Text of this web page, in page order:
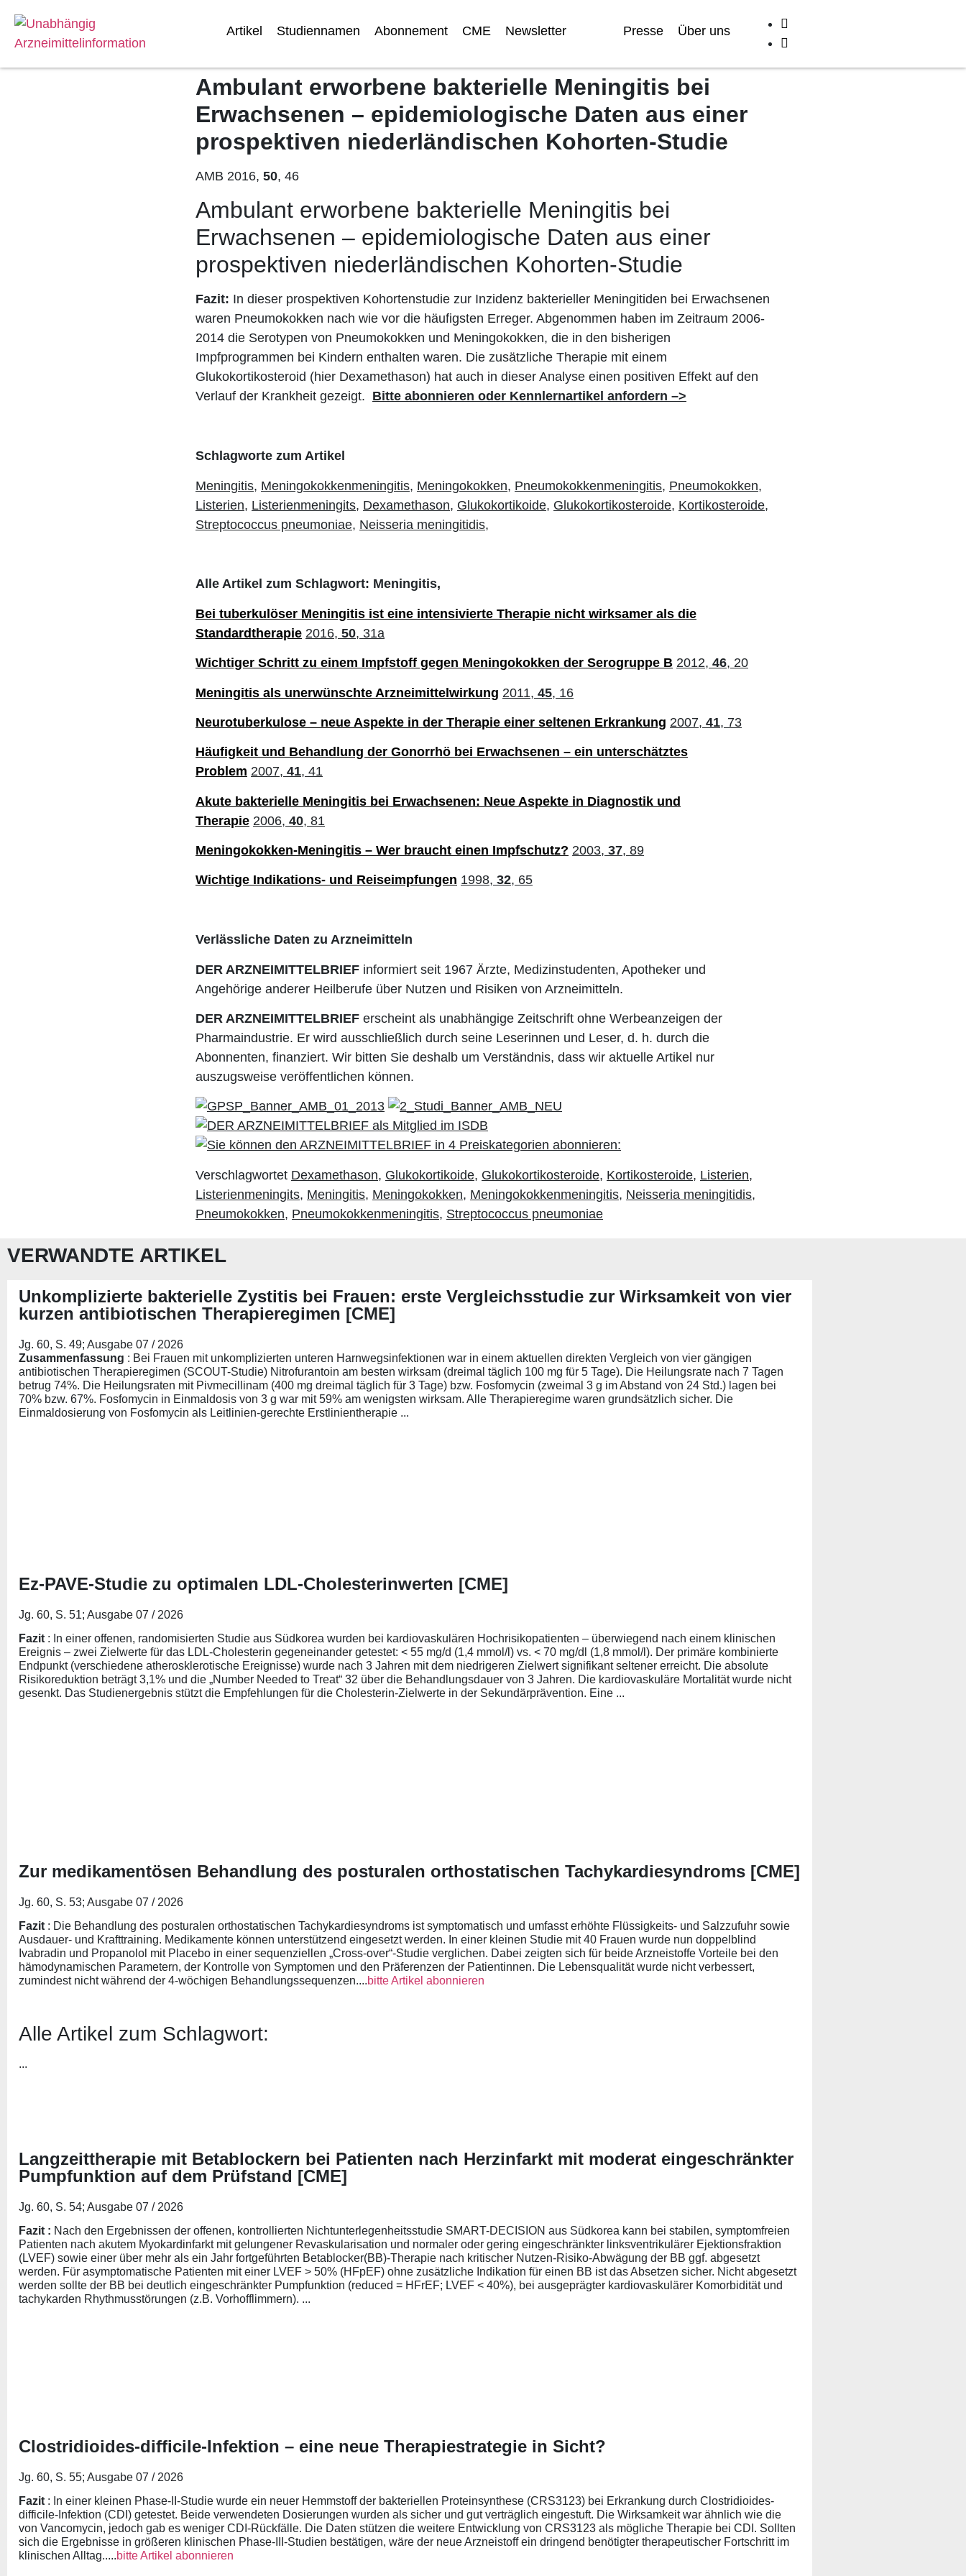
Artikel Studiennamen Abonnement CME Newsletter Presse Über uns
Ambulant erworbene bakterielle Meningitis bei
Erwachsenen – epidemiologische Daten aus einer
prospektiven niederländischen Kohorten-Studie
AMB 2016, 50, 46
Ambulant erworbene bakterielle Meningitis bei
Erwachsenen – epidemiologische Daten aus einer
prospektiven niederländischen Kohorten-Studie
Fazit: In dieser prospektiven Kohortenstudie zur Inzidenz bakterieller Meningitiden bei Erwachsenen
waren Pneumokokken nach wie vor die häufigsten Erreger. Abgenommen haben im Zeitraum 2006-
2014 die Serotypen von Pneumokokken und Meningokokken, die in den bisherigen
Impfprogrammen bei Kindern enthalten waren. Die zusätzliche Therapie mit einem
Glukokortikosteroid (hier Dexamethason) hat auch in dieser Analyse einen positiven Effekt auf den
Verlauf der Krankheit gezeigt. Bitte abonnieren oder Kennlernartikel anfordern –>
Schlagworte zum Artikel
Meningitis, Meningokokkenmeningitis, Meningokokken, Pneumokokkenmeningitis, Pneumokokken,
Listerien, Listerienmeningits, Dexamethason, Glukokortikoide, Glukokortikosteroide, Kortikosteroide,
Streptococcus pneumoniae, Neisseria meningitidis,
Alle Artikel zum Schlagwort: Meningitis,
Bei tuberkulöser Meningitis ist eine intensivierte Therapie nicht wirksamer als die
Standardtherapie 2016, 50, 31a
Wichtiger Schritt zu einem Impfstoff gegen Meningokokken der Serogruppe B 2012, 46, 20
Meningitis als unerwünschte Arzneimittelwirkung 2011, 45, 16
Neurotuberkulose – neue Aspekte in der Therapie einer seltenen Erkrankung 2007, 41, 73
Häufigkeit und Behandlung der Gonorrhö bei Erwachsenen – ein unterschätztes
Problem 2007, 41, 41
Akute bakterielle Meningitis bei Erwachsenen: Neue Aspekte in Diagnostik und
Therapie 2006, 40, 81
Meningokokken-Meningitis – Wer braucht einen Impfschutz? 2003, 37, 89
Wichtige Indikations- und Reiseimpfungen 1998, 32, 65
Verlässliche Daten zu Arzneimitteln
DER ARZNEIMITTELBRIEF informiert seit 1967 Ärzte, Medizinstudenten, Apotheker und
Angehörige anderer Heilberufe über Nutzen und Risiken von Arzneimitteln.
DER ARZNEIMITTELBRIEF erscheint als unabhängige Zeitschrift ohne Werbeanzeigen der
Pharmaindustrie. Er wird ausschließlich durch seine Leserinnen und Leser, d. h. durch die
Abonnenten, finanziert. Wir bitten Sie deshalb um Verständnis, dass wir aktuelle Artikel nur
auszugsweise veröffentlichen können.
Verschlagwortet Dexamethason, Glukokortikoide, Glukokortikosteroide, Kortikosteroide, Listerien,
Listerienmeningits, Meningitis, Meningokokken, Meningokokkenmeningitis, Neisseria meningitidis,
Pneumokokken, Pneumokokkenmeningitis, Streptococcus pneumoniae
VERWANDTE ARTIKEL
Unkomplizierte bakterielle Zystitis bei Frauen: erste Vergleichsstudie zur Wirksamkeit von vier
kurzen antibiotischen Therapieregimen [CME]
Jg. 60, S. 49; Ausgabe 07 / 2026
Zusammenfassung : Bei Frauen mit unkomplizierten unteren Harnwegsinfektionen war in einem aktuellen direkten Vergleich von vier gängigen
antibiotischen Therapieregimen (SCOUT-Studie) Nitrofurantoin am besten wirksam (dreimal täglich 100 mg für 5 Tage). Die Heilungsrate nach 7 Tagen
betrug 74%. Die Heilungsraten mit Pivmecillinam (400 mg dreimal täglich für 3 Tage) bzw. Fosfomycin (zweimal 3 g im Abstand von 24 Std.) lagen bei
70% bzw. 67%. Fosfomycin in Einmaldosis von 3 g war mit 59% am wenigsten wirksam. Alle Therapieregime waren grundsätzlich sicher. Die
Einmaldosierung von Fosfomycin als Leitlinien-gerechte Erstlinientherapie ...
Ez-PAVE-Studie zu optimalen LDL-Cholesterinwerten [CME]
Jg. 60, S. 51; Ausgabe 07 / 2026
Fazit : In einer offenen, randomisierten Studie aus Südkorea wurden bei kardiovaskulären Hochrisikopatienten – überwiegend nach einem klinischen
Ereignis – zwei Zielwerte für das LDL-Cholesterin gegeneinander getestet: < 55 mg/d (1,4 mmol/l) vs. < 70 mg/dl (1,8 mmol/l). Der primäre kombinierte
Endpunkt (verschiedene atherosklerotische Ereignisse) wurde nach 3 Jahren mit dem niedrigeren Zielwert signifikant seltener erreicht. Die absolute
Risikoreduktion beträgt 3,1% und die „Number Needed to Treat“ 32 über die Behandlungsdauer von 3 Jahren. Die kardiovaskuläre Mortalität wurde nicht
gesenkt. Das Studienergebnis stützt die Empfehlungen für die Cholesterin-Zielwerte in der Sekundärprävention. Eine ...
Zur medikamentösen Behandlung des posturalen orthostatischen Tachykardiesyndroms [CME]
Jg. 60, S. 53; Ausgabe 07 / 2026
Fazit : Die Behandlung des posturalen orthostatischen Tachykardiesyndroms ist symptomatisch und umfasst erhöhte Flüssigkeits- und Salzzufuhr sowie
Ausdauer- und Krafttraining. Medikamente können unterstützend eingesetzt werden. In einer kleinen Studie mit 40 Frauen wurde nun doppelblind
Ivabradin und Propanolol mit Placebo in einer sequenziellen „Cross-over“-Studie verglichen. Dabei zeigten sich für beide Arzneistoffe Vorteile bei den
hämodynamischen Parametern, der Kontrolle von Symptomen und den Präferenzen der Patientinnen. Die Lebensqualität wurde nicht verbessert,
zumindest nicht während der 4-wöchigen Behandlungssequenzen....bitte Artikel abonnieren
Alle Artikel zum Schlagwort:
...
Langzeittherapie mit Betablockern bei Patienten nach Herzinfarkt mit moderat eingeschränkter
Pumpfunktion auf dem Prüfstand [CME]
Jg. 60, S. 54; Ausgabe 07 / 2026
Fazit : Nach den Ergebnissen der offenen, kontrollierten Nichtunterlegenheitsstudie SMART-DECISION aus Südkorea kann bei stabilen, symptomfreien
Patienten nach akutem Myokardinfarkt mit gelungener Revaskularisation und normaler oder gering eingeschränkter linksventrikulärer Ejektionsfraktion
(LVEF) sowie einer über mehr als ein Jahr fortgeführten Betablocker(BB)-Therapie nach kritischer Nutzen-Risiko-Abwägung der BB ggf. abgesetzt
werden. Für asymptomatische Patienten mit einer LVEF > 50% (HFpEF) ohne zusätzliche Indikation für einen BB ist das Absetzen sicher. Nicht abgesetzt
werden sollte der BB bei deutlich eingeschränkter Pumpfunktion (reduced = HFrEF; LVEF < 40%), bei ausgeprägter kardiovaskulärer Komorbidität und
tachykarden Rhythmusstörungen (z.B. Vorhofflimmern). ...
Clostridioides-difficile-Infektion – eine neue Therapiestrategie in Sicht?
Jg. 60, S. 55; Ausgabe 07 / 2026
Fazit : In einer kleinen Phase-II-Studie wurde ein neuer Hemmstoff der bakteriellen Proteinsynthese (CRS3123) bei Erkrankung durch Clostridioides-
difficile-Infektion (CDI) getestet. Beide verwendeten Dosierungen wurden als sicher und gut verträglich eingestuft. Die Wirksamkeit war ähnlich wie die
von Vancomycin, jedoch gab es weniger CDI-Rückfälle. Die Daten stützen die weitere Entwicklung von CRS3123 als mögliche Therapie bei CDI. Sollten
sich die Ergebnisse in größeren klinischen Phase-III-Studien bestätigen, wäre der neue Arzneistoff ein dringend benötigter therapeutischer Fortschritt im
klinischen Alltag.....bitte Artikel abonnieren